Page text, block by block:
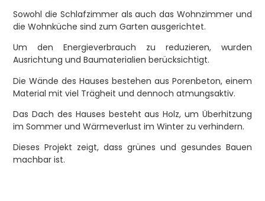
Sowohl die Schlafzimmer als auch das Wohnzimmer und
die Wohnküche sind zum Garten ausgerichtet.
Um den Energieverbrauch zu reduzieren, wurden
Ausrichtung und Baumaterialien berücksichtigt.
Die Wände des Hauses bestehen aus Porenbeton, einem
Material mit viel Trägheit und dennoch atmungsaktiv.
Das Dach des Hauses besteht aus Holz, um Überhitzung
im Sommer und Wärmeverlust im Winter zu verhindern.
Dieses Projekt zeigt, dass grünes und gesundes Bauen
machbar ist.